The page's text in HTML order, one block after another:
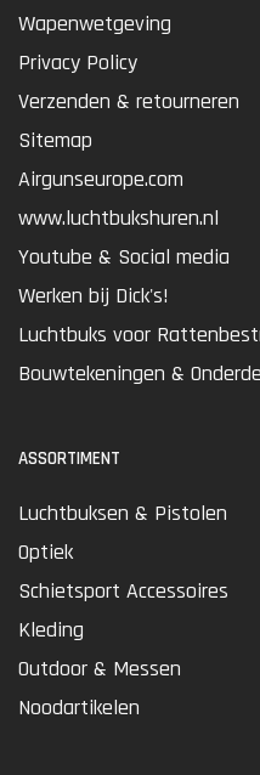
Wapenwetgeving
Privacy Policy
Verzenden & retourneren
Sitemap
Airgunseurope.com
www.luchtbukshuren.nl
Youtube & Social media
Werken bij Dick's!
Luchtbuks voor
Bouwtekeningen &
ASSORTIMENT
Luchtbuksen & Pistolen
Optiek
Schietsport Accessoires
Kleding
Outdoor & Messen
Noodartikelen